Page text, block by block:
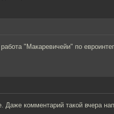
"Макаревичейи" по
Даже комментарий такой вчера